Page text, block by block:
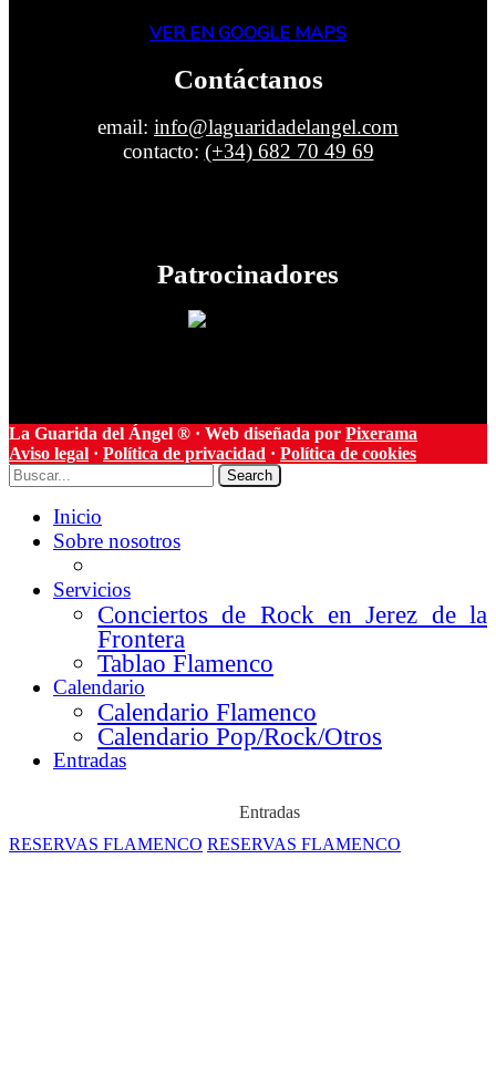
VER EN GOOGLE MAPS
Contáctanos
email: info@laguaridadelangel.com
contacto: (+34) 682 70 49 69
Patrocinadores
La Guarida del Ángel ® · Web diseñada por Pixerama
Aviso legal · Política de privacidad · Política de cookies
Search
Inicio
Sobre nosotros
Servicios
Conciertos de Rock en Jerez de la
Frontera
Tablao Flamenco
Calendario
Calendario Flamenco
Calendario Pop/Rock/Otros
Entradas
Entradas
RESERVAS FLAMENCO RESERVAS FLAMENCO